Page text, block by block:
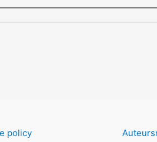
policy